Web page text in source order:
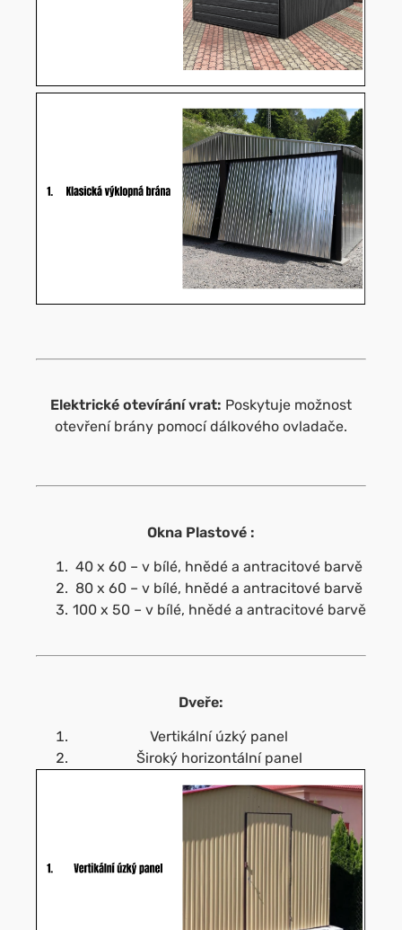
Elektrické otevírání vrat: Poskytuje možnost
otevření brány pomocí dálkového ovladače.
Okna Plastové :
40 x 60 – v bílé, hnědé a antracitové barvě
80 x 60 – v bílé, hnědé a antracitové barvě
100 x 50 – v bílé, hnědé a antracitové barvě
Dveře:
Vertikální úzký panel
Široký horizontální panel